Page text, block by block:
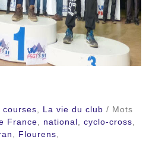
courses, La vie du club / Mots
France, national, cyclo-cross,
, Flourens,